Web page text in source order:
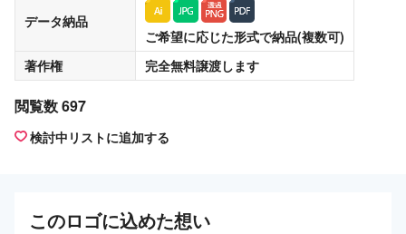
データ納品
ご希望に応じた形式で納品(複数可)
著作権
完全無料譲渡します
閲覧数 697
検討中リストに追加する
このロゴに込めた想い